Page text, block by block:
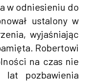
w odniesieniu do
ustalony w
wyjaśniając
Robertowi
na czas nie
pozbawienia